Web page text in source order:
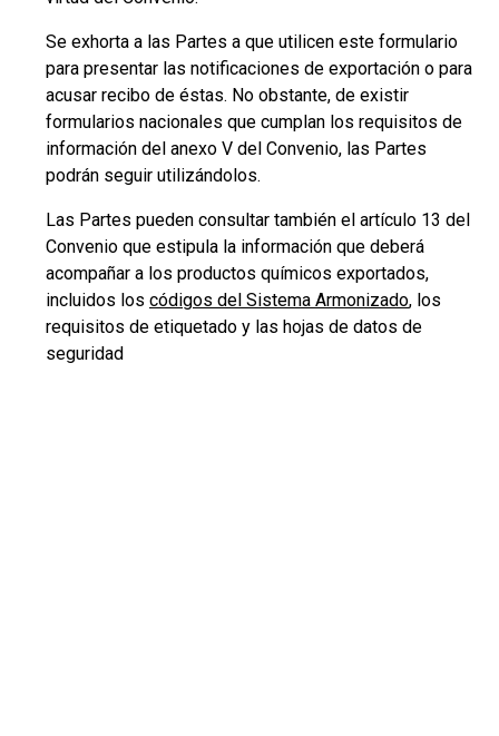
Se exhorta a las Partes a que utilicen este formulario
para presentar las notificaciones de exportación o para
acusar recibo de éstas. No obstante, de existir
formularios nacionales que cumplan los requisitos de
información del anexo V del Convenio, las Partes
podrán seguir utilizándolos.
Las Partes pueden consultar también el artículo 13 del
Convenio que estipula la información que deberá
acompañar a los productos químicos exportados,
incluidos los códigos del Sistema Armonizado, los
requisitos de etiquetado y las hojas de datos de
seguridad